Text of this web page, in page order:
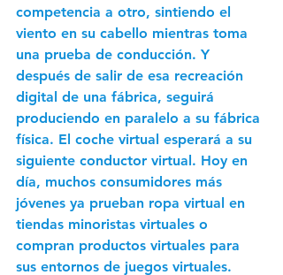
competencia a otro, sintiendo el
viento en su cabello mientras toma
una prueba de conducción. Y
después de salir de esa recreación
digital de una fábrica, seguirá
produciendo en paralelo a su fábrica
física. El coche virtual esperará a su
siguiente conductor virtual. Hoy en
día, muchos consumidores más
jóvenes ya prueban ropa virtual en
tiendas minoristas virtuales o
compran productos virtuales para
sus entornos de juegos virtuales.